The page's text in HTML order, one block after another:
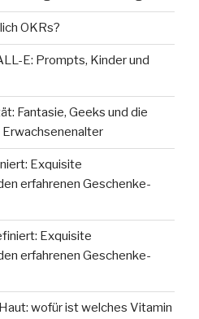
OKRs?
E: Prompts, Kinder und
Fantasie, Geeks und die
Exquisite
erfahrenen Geschenke-
Exquisite
erfahrenen Geschenke-
wofür ist welches Vitamin